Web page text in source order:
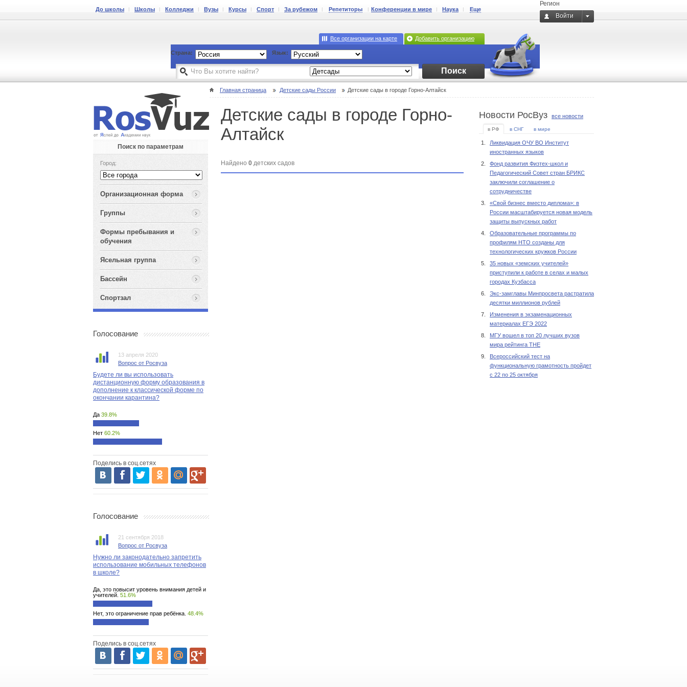
Регион
Войти
До школы Школы Колледжи Вузы Курсы Спорт За рубежом Репетиторы Конференции в мире Наука Еще
Добавить организацию
Все организации на карте
Страна: Язык:
Поиск
Главная страница Детские сады России Детские сады в городе Горно-Алтайск
Новости РосВуз все новости
в РФ в СНГ в мире
1.
Ликвидация ОЧУ ВО Институт
иностранных языков
2.
Фонд развития Физтех-школ и
Педагогический Совет стран БРИКС
заключили соглашение о
сотрудничестве
3.
«Свой бизнес вместо диплома»: в
России масштабируется новая модель
защиты выпускных работ
4.
Образовательные программы по
профилям НТО созданы для
технологических кружков России
5.
35 новых «земских учителей»
приступили к работе в селах и малых
городах Кузбасса
6.
Экс-замглавы Минпросвета растратила
десятки миллионов рублей
7.
Изменения в экзаменационных
материалах ЕГЭ 2022
8.
МГУ вошел в топ 20 лучших вузов
мира рейтинга THE
9.
Всероссийский тест на
функциональную грамотность пройдет
с 22 по 25 октября
Детские сады в городе Горно-
Алтайск
Найдено 0 детских садов
Поиск по параметрам
Город:
Организационная форма
Группы
Формы пребывания и
обучения
Ясельная группа
Бассейн
Спортзал
Голосование
13 апреля 2020
Вопрос от Росвуза
Будете ли вы использовать
дистанционную форму образования в
дополнение к классической форме по
окончании карантина?
Да 39.8%
Нет 60.2%
Поделись в соц.сетях
Голосование
21 сентября 2018
Вопрос от Росвуза
Нужно ли законодательно запретить
использование мобильных телефонов
в школе?
Да, это повысит уровень внимания детей и
учителей. 51.6%
Нет, это ограничение прав ребёнка. 48.4%
Поделись в соц.сетях